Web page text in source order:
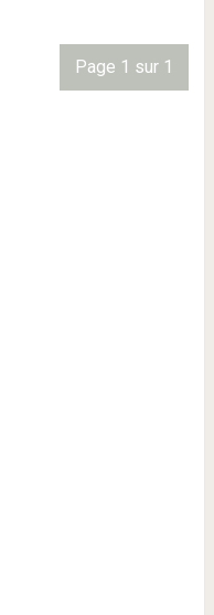
Page 1 sur 1